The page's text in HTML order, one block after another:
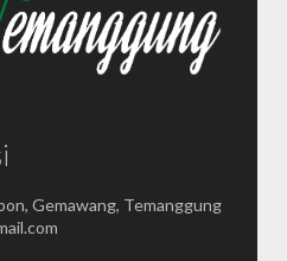
Gemawang, Temanggung